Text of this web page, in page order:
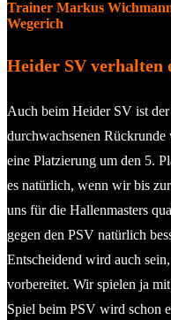
Trainer Markus
Wegerich
Heider SV verhalten
Auch beim Heider SV ist
durchwachsenen
eine Platzierung um den 5.
es natürlich, wenn wir bis
uns für die Hallenmasters
gegen den PSV natürlich
Entscheidend wird auch
vorbereitet. Wir spielen ja
Spiel beim PSV wird schon